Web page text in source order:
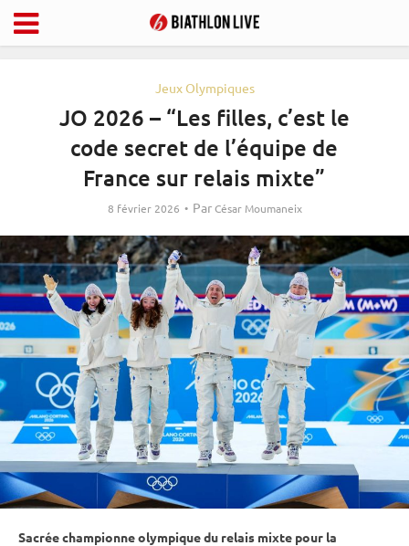
Jeux Olympiques
JO 2026 – “Les filles, c’est le
code secret de l’équipe de
France sur relais mixte”
8 février 2026 ParCésar Moumaneix
Sacrée championne olympique du relais mixte pour la